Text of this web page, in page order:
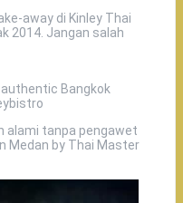
away di Kinley Thai
2014. Jangan salah
Bangkok
alami tanpa pengawet
Medan by Thai Master